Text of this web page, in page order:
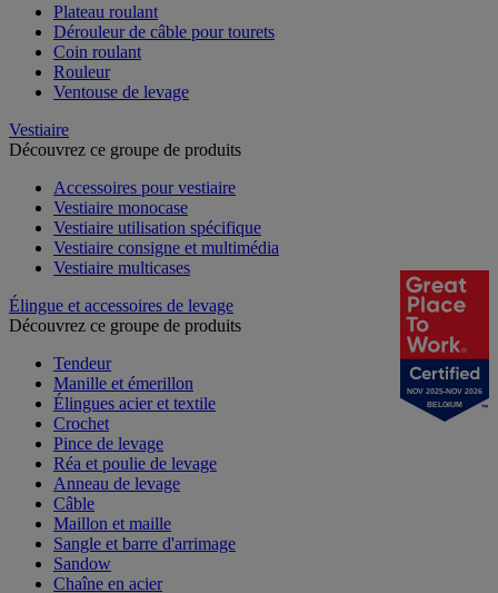
Plateau roulant
Dérouleur de câble pour tourets
Coin roulant
Rouleur
Ventouse de levage
Vestiaire
Découvrez ce groupe de produits
Accessoires pour vestiaire
Vestiaire monocase
Vestiaire utilisation spécifique
Vestiaire consigne et multimédia
Vestiaire multicases
Élingue et accessoires de levage
Découvrez ce groupe de produits
Tendeur
Manille et émerillon
Élingues acier et textile
Crochet
Pince de levage
Réa et poulie de levage
Anneau de levage
Câble
Maillon et maille
Sangle et barre d'arrimage
Sandow
Chaîne en acier
NOV 2025-NOV 2026
BELGIUM